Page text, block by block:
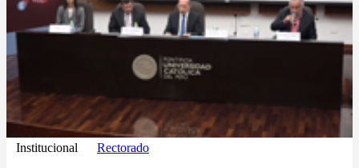
Institucional Rectorado